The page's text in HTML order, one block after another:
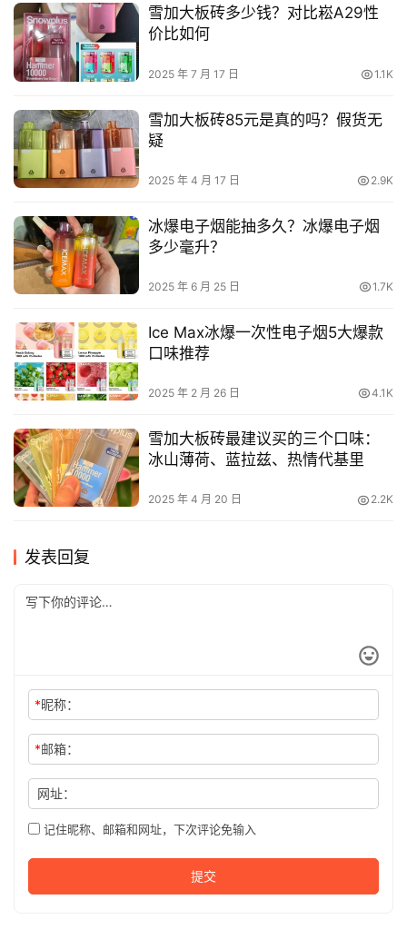
雪加大板砖多少钱？对比崧A29性
价比如何
2025 年 7 月 17 日 1.1K
雪加大板砖85元是真的吗？假货无
疑
2025 年 4 月 17 日 2.9K
冰爆电子烟能抽多久？冰爆电子烟
多少毫升？
2025 年 6 月 25 日 1.7K
Ice Max冰爆一次性电子烟5大爆款
口味推荐
2025 年 2 月 26 日 4.1K
雪加大板砖最建议买的三个口味：
冰山薄荷、蓝拉兹、热情代基里
2025 年 4 月 20 日 2.2K
发表回复
*昵称：
*邮箱：
网址：
记住昵称、邮箱和网址，下次评论免输入
提交